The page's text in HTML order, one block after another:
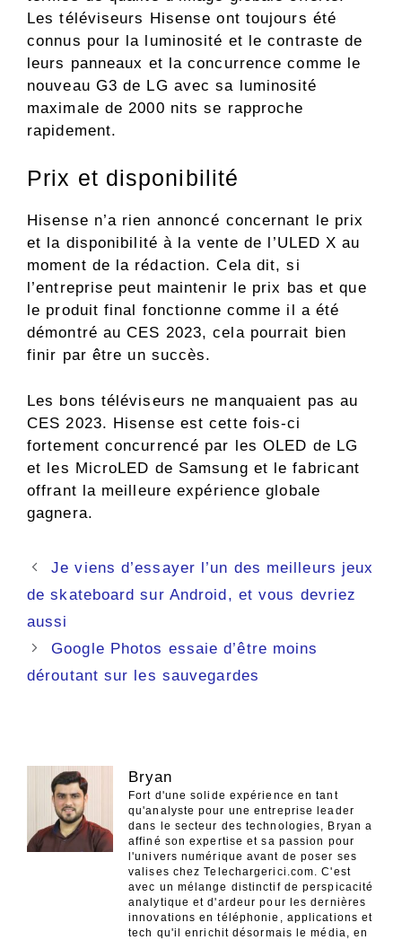
Les téléviseurs Hisense ont toujours été
connus pour la luminosité et le contraste de
leurs panneaux et la concurrence comme le
nouveau G3 de LG avec sa luminosité
maximale de 2000 nits se rapproche
rapidement.
Prix ​​et disponibilité
Hisense n’a rien annoncé concernant le prix
et la disponibilité à la vente de l’ULED X au
moment de la rédaction. Cela dit, si
l’entreprise peut maintenir le prix bas et que
le produit final fonctionne comme il a été
démontré au CES 2023, cela pourrait bien
finir par être un succès.
Les bons téléviseurs ne manquaient pas au
CES 2023. Hisense est cette fois-ci
fortement concurrencé par les OLED de LG
et les MicroLED de Samsung et le fabricant
offrant la meilleure expérience globale
gagnera.
Navigation
des
Je viens d’essayer l’un des meilleurs jeux
de skateboard sur Android, et vous devriez
aussi
Google Photos essaie d’être moins
déroutant sur les sauvegardes
Bryan
Fort d'une solide expérience en tant
qu'analyste pour une entreprise leader
dans le secteur des technologies, Bryan a
affiné son expertise et sa passion pour
l'univers numérique avant de poser ses
valises chez Telechargerici.com. C'est
avec un mélange distinctif de perspicacité
analytique et d'ardeur pour les dernières
innovations en téléphonie, applications et
tech qu'il enrichit désormais le média, en